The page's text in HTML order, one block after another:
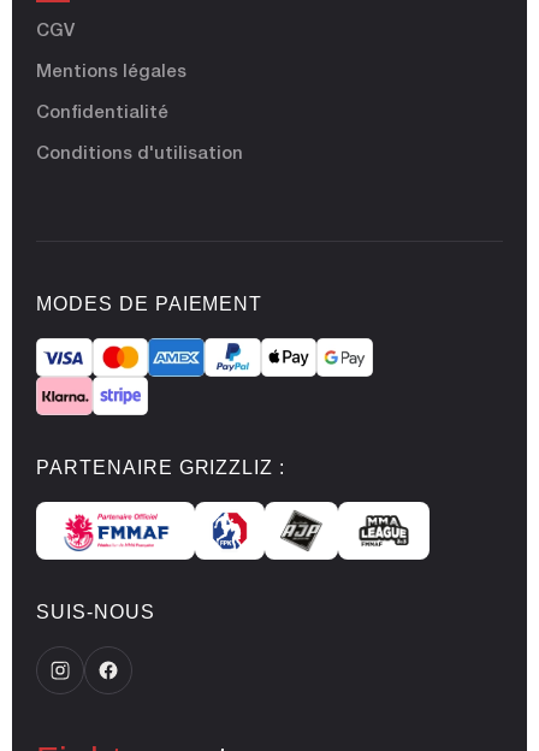
CGV
Mentions légales
Confidentialité
Conditions d'utilisation
MODES DE PAIEMENT
PARTENAIRE GRIZZLIZ :
SUIS-NOUS